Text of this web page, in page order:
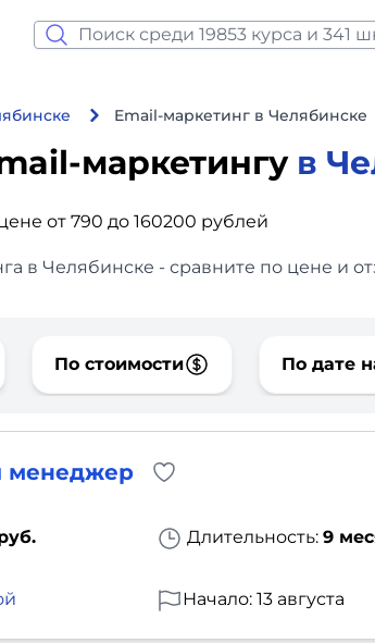
Email-маркетинг в Челябинске
маркетингу в
от 790 до 160200 рублей
в Челябинске - сравните по цене и
По стоимости По дате
менеджер
Длительность: 9
Начало: 13 августа
аудио
язык
фитнес
саморазвитие
Бесплатно